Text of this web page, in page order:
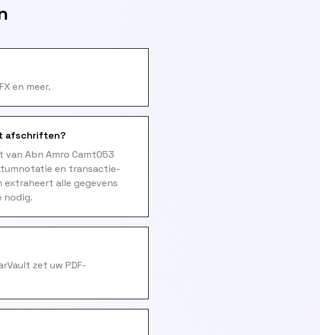
en meer.
afschriften?
Abn Amro Camt053
en transactie-
alle gegevens
nodig.
zet uw PDF-